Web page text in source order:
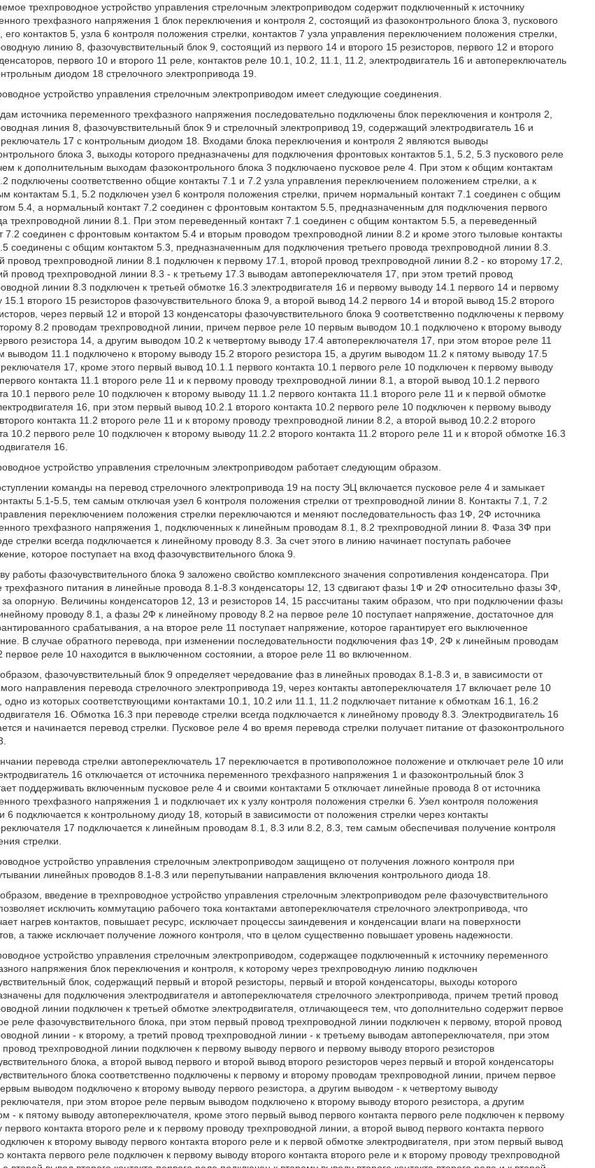
трехпроводное устройство управления стрелочным электроприводом содержит подключенный к источнику
трехфазного напряжения 1 блок переключения и контроля 2, состоящий из фазоконтрольного блока 3, пускового
его контактов 5, узла 6 контроля положения стрелки, контактов 7 узла управления переключением положения стрелки,
линию 8, фазочувствительный блок 9, состоящий из первого 14 и второго 15 резисторов, первого 12 и второго
первого 10 и второго 11 реле, контактов реле 10.1, 10.2, 11.1, 11.2, электродвигатель 16 и автопереключатель
диодом 18 стрелочного электропривода 19.
устройство управления стрелочным электроприводом имеет следующие соединения.
источника переменного трехфазного напряжения последовательно подключены блок переключения и контроля 2,
линия 8, фазочувствительный блок 9 и стрелочный электропривод 19, содержащий электродвигатель 16 и
17 с контрольным диодом 18. Входами блока переключения и контроля 2 являются выводы
блока 3, выходы которого предназначены для подключения фронтовых контактов 5.1, 5.2, 5.3 пускового реле
к дополнительным выходам фазоконтрольного блока 3 подключаено пусковое реле 4. При этом к общим контактам
подключены соответственно общие контакты 7.1 и 7.2 узла управления переключением положением стрелки, а к
контактам 5.1, 5.2 подключен узел 6 контроля положения стрелки, причем нормальный контакт 7.1 соединен с общим
5.4, а нормальный контакт 7.2 соединен с фронтовым контактом 5.5, предназначенным для подключения первого
трехпроводной линии 8.1. При этом переведенный контакт 7.1 соединен с общим контактом 5.5, а переведенный
7.2 соединен с фронтовым контактом 5.4 и вторым проводом трехпроводной линии 8.2 и кроме этого тыловые контакты
соединены с общим контактом 5.3, предназначенным для подключения третьего провода трехпроводной линии 8.3.
провод трехпроводной линии 8.1 подключен к первому 17.1, второй провод трехпроводной линии 8.2 - ко второму 17.2,
провод трехпроводной линии 8.3 - к третьему 17.3 выводам автопереключателя 17, при этом третий провод
линии 8.3 подключен к третьей обмотке 16.3 электродвигателя 16 и первому выводу 14.1 первого 14 и первому
15.1 второго 15 резисторов фазочувствительного блока 9, а второй вывод 14.2 первого 14 и второй вывод 15.2 второго
через первый 12 и второй 13 конденсаторы фазочувствительного блока 9 соответственно подключены к первому
8.2 проводам трехпроводной линии, причем первое реле 10 первым выводом 10.1 подключено к второму выводу
резистора 14, а другим выводом 10.2 к четвертому выводу 17.4 автопереключателя 17, при этом второе реле 11
выводом 11.1 подключено к второму выводу 15.2 второго резистора 15, а другим выводом 11.2 к пятому выводу 17.5
17, кроме этого первый вывод 10.1.1 первого контакта 10.1 первого реле 10 подключен к первому выводу
контакта 11.1 второго реле 11 и к первому проводу трехпроводной линии 8.1, а второй вывод 10.1.2 первого
10.1 первого реле 10 подключен к второму выводу 11.1.2 первого контакта 11.1 второго реле 11 и к первой обмотке
16, при этом первый вывод 10.2.1 второго контакта 10.2 первого реле 10 подключен к первому выводу
контакта 11.2 второго реле 11 и к второму проводу трехпроводной линии 8.2, а второй вывод 10.2.2 второго
10.2 первого реле 10 подключен к второму выводу 11.2.2 второго контакта 11.2 второго реле 11 и к второй обмотке 16.3
16.
устройство управления стрелочным электроприводом работает следующим образом.
команды на перевод стрелочного электропривода 19 на посту ЭЦ включается пусковое реле 4 и замыкает
5.1-5.5, тем самым отключая узел 6 контроля положения стрелки от трехпроводной линии 8. Контакты 7.1, 7.2
переключением положения стрелки переключаются и меняют последовательность фаз 1Ф, 2Ф источника
трехфазного напряжения 1, подключенных к линейным проводам 8.1, 8.2 трехпроводной линии 8. Фаза 3Ф при
стрелки всегда подключается к линейному проводу 8.3. За счет этого в линию начинает поступать рабочее
которое поступает на вход фазочувствительного блока 9.
работы фазочувствительного блока 9 заложено свойство комплексного значения сопротивления конденсатора. При
трехфазного питания в линейные провода 8.1-8.3 конденсаторы 12, 13 сдвигают фазы 1Ф и 2Ф относительно фазы 3Ф,
за опорную. Величины конденсаторов 12, 13 и резисторов 14, 15 рассчитаны таким образом, что при подключении фазы
проводу 8.1, а фазы 2Ф к линейному проводу 8.2 на первое реле 10 поступает напряжение, достаточное для
срабатывания, а на второе реле 11 поступает напряжение, которое гарантирует его выключенное
В случае обратного перевода, при изменении последовательности подключения фаз 1Ф, 2Ф к линейным проводам
первое реле 10 находится в выключенном состоянии, а второе реле 11 во включенном.
фазочувствительный блок 9 определяет чередование фаз в линейных проводах 8.1-8.3 и, в зависимости от
направления перевода стрелочного электропривода 19, через контакты автопереключателя 17 включает реле 10
одно из которых соответствующими контактами 10.1, 10.2 или 11.1, 11.2 подключает питание к обмоткам 16.1, 16.2
16. Обмотка 16.3 при переводе стрелки всегда подключается к линейному проводу 8.3. Электродвигатель 16
и начинается перевод стрелки. Пусковое реле 4 во время перевода стрелки получает питание от фазоконтрольного
перевода стрелки автопереключатель 17 переключается в противоположное положение и отключает реле 10 или
16 отключается от источника переменного трехфазного напряжения 1 и фазоконтрольный блок 3
поддерживать включенным пусковое реле 4 и своими контактами 5 отключает линейные провода 8 от источника
трехфазного напряжения 1 и подключает их к узлу контроля положения стрелки 6. Узел контроля положения
6 подключается к контрольному диоду 18, который в зависимости от положения стрелки через контакты
17 подключается к линейным проводам 8.1, 8.3 или 8.2, 8.3, тем самым обеспечивая получение контроля
стрелки.
устройство управления стрелочным электроприводом защищено от получения ложного контроля при
линейных проводов 8.1-8.3 или перепутывании направления включения контрольного диода 18.
введение в трехпроводное устройство управления стрелочным электроприводом реле фазочувствительного
исключить коммутацию рабочего тока контактами автопереключателя стрелочного электропривода, что
нагрев контактов, повышает ресурс, исключает процессы заиндевения и конденсации влаги на поверхности
а также исключает получение ложного контроля, что в целом существенно повышает уровень надежности.
устройство управления стрелочным электроприводом, содержащее подключенный к источнику переменного
напряжения блок переключения и контроля, к которому через трехпроводную линию подключен
блок, содержащий первый и второй резисторы, первый и второй конденсаторы, выходы которого
для подключения электродвигателя и автопереключателя стрелочного электропривода, причем третий провод
линии подключен к третьей обмотке электродвигателя, отличающееся тем, что дополнительно содержит первое
реле фазочувствительного блока, при этом первый провод трехпроводной линии подключен к первому, второй провод
линии - к второму, а третий провод трехпроводной линии - к третьему выводам автопереключателя, при этом
провод трехпроводной линии подключен к первому выводу первого и первому выводу второго резисторов
блока, а второй вывод первого и второй вывод второго резисторов через первый и второй конденсаторы
блока соответственно подключены к первому и второму проводам трехпроводной линии, причем первое
выводом подключено к второму выводу первого резистора, а другим выводом - к четвертому выводу
при этом второе реле первым выводом подключено к второму выводу второго резистора, а другим
- к пятому выводу автопереключателя, кроме этого первый вывод первого контакта первого реле подключен к первому
первого контакта второго реле и к первому проводу трехпроводной линии, а второй вывод первого контакта первого
к второму выводу первого контакта второго реле и к первой обмотке электродвигателя, при этом первый вывод
контакта первого реле подключен к первому выводу второго контакта второго реле и к второму проводу трехпроводной